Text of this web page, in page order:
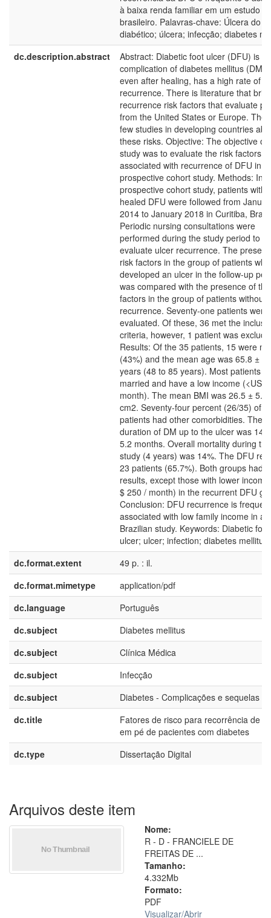
à baixa renda familiar em um estudo
brasileiro. Palavras-chave: Úlcera do
diabético; úlcera; infecção; diabetes
dc.description.abstract
Abstract: Diabetic foot ulcer (DFU) is a
complication of diabetes mellitus (DM)
even after healing, has a high rate of
recurrence. There is literature that
recurrence risk factors that evaluate
from the United States or Europe.
few studies in developing countries
these risks. Objective: The objective of
study was to evaluate the risk factors
associated with recurrence of DFU in a
prospective cohort study. Methods: In a
prospective cohort study, patients with
healed DFU were followed from
2014 to January 2018 in Curitiba,
Periodic nursing consultations were
performed during the study period to
evaluate ulcer recurrence. The
risk factors in the group of patients who
developed an ulcer in the follow-up
was compared with the presence of
factors in the group of patients without
recurrence. Seventy-one patients were
evaluated. Of these, 36 met the
criteria, however, 1 patient was
Results: Of the 35 patients, 15 were
(43%) and the mean age was 65.8 ±
years (48 to 85 years). Most patients
married and have a low income (<US
month). The mean BMI was 26.5 ± 5.6
cm2. Seventy-four percent (26/35) of
patients had other comorbidities. The
duration of DM up to the ulcer was
5.2 months. Overall mortality during the
study (4 years) was 14%. The DFU
23 patients (65.7%). Both groups had
results, except those with lower
$ 250 / month) in the recurrent DFU
Conclusion: DFU recurrence is
associated with low family income in a
Brazilian study. Keywords: Diabetic foot
ulcer; ulcer; infection; diabetes mellitus.
dc.format.extent
49 p. : il.
dc.format.mimetype
application/pdf
dc.language
Português
dc.subject
Diabetes mellitus
dc.subject
Clínica Médica
dc.subject
Infecção
dc.subject
Diabetes - Complicações e sequelas
dc.title
Fatores de risco para recorrência de
em pé de pacientes com diabetes
dc.type
Dissertação Digital
Arquivos deste item
Nome:
R - D - FRANCIELE DE
FREITAS DE ...
Tamanho:
4.332Mb
Formato:
PDF
Visualizar/Abrir